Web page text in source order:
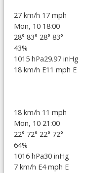
27 km/h 17 mph
Mon, 10 18:00
28° 83° 28° 83°
43%
1015 hPa29.97 inHg
18 km/h E11 mph E
18 km/h 11 mph
Mon, 10 21:00
22° 72° 22° 72°
64%
1016 hPa30 inHg
7 km/h E4 mph E